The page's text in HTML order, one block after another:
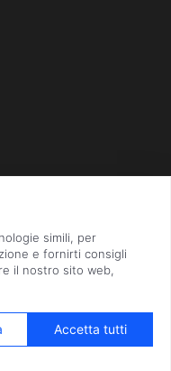
i.v. € 800.000,00